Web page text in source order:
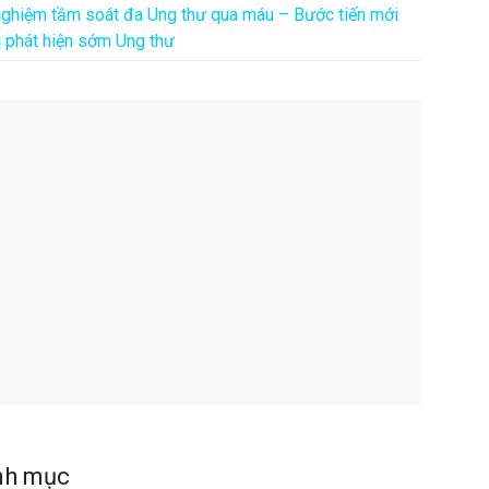
tầm soát đa Ung thư qua máu – Bước tiến mới
phát hiện sớm Ung thư
mục